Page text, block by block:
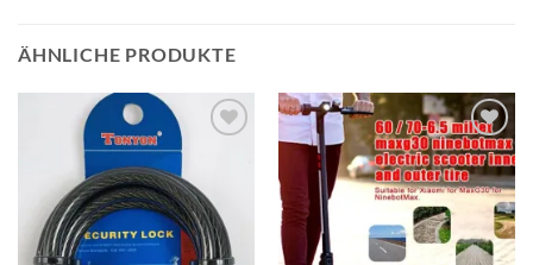
ÄHNLICHE PRODUKTE
Wunschliste
Auf die
Wunschliste